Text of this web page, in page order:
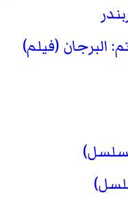
البرجان (فيلم)